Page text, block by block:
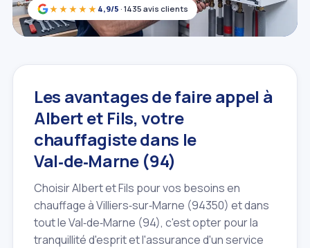
★★★★★ 4,9/5 · 1435 avis clients
Les avantages de faire appel à
Albert et Fils, votre
chauffagiste dans le
Val‑de‑Marne (94)
Choisir Albert et Fils pour vos besoins en
chauffage à Villiers‑sur‑Marne (94350) et dans
tout le Val‑de‑Marne (94), c'est opter pour la
tranquillité d'esprit et l'assurance d'un service